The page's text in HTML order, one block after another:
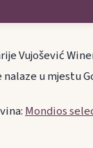
Vujošević
u mjestu
Mondios